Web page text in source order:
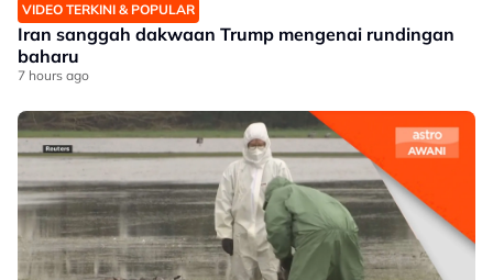
VIDEO TERKINI & POPULAR
Iran sanggah dakwaan Trump mengenai rundingan
baharu
7 hours ago